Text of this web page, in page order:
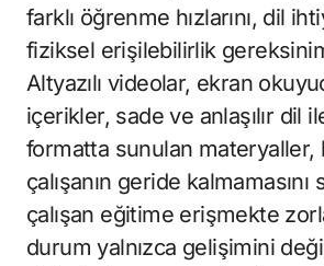
farklı öğrenme hızlarını, dil
fiziksel erişilebilirlik
Altyazılı videolar, ekran
içerikler, sade ve anlaşılır dil
formatta sunulan materyaller,
çalışanın geride kalmamasını
çalışan eğitime erişmekte
durum yalnızca gelişimini